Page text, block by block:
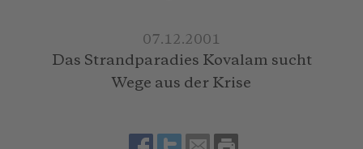
07.12.2001
Das Strandparadies Kovalam sucht
Wege aus der Krise